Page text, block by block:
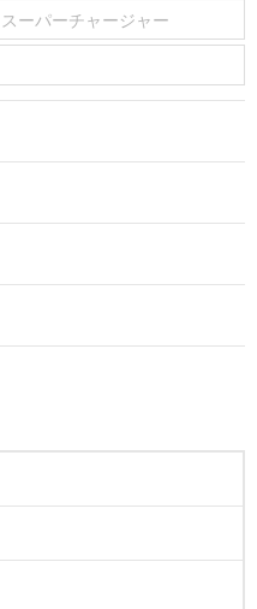
スーパーチャージャー
ローダウン
パワーシート
横滑り防止装置